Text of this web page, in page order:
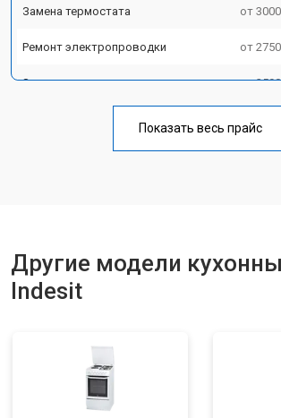
Замена термостата от
Ремонт электропроводки от
Замена лампы подсветки от
Показать весь прайс
Другие модели
Indesit